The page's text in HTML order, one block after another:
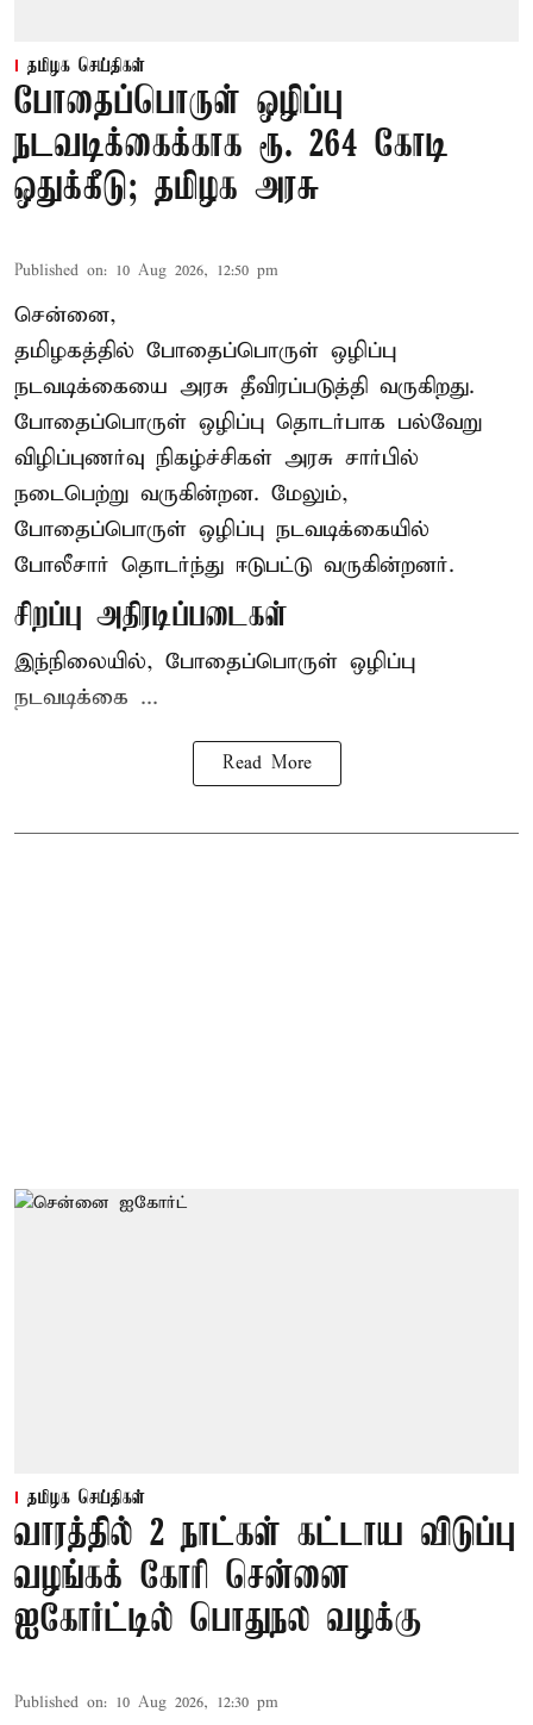
தமிழக செய்திகள்
போதைப்பொருள் ஒழிப்பு
நடவடிக்கைக்காக ரூ. 264 கோடி
ஒதுக்கீடு; தமிழக அரசு
Published on: 10 Aug 2026, 12:50 pm
சென்னை,
தமிழகத்தில் போதைப்பொருள் ஒழிப்பு
நடவடிக்கையை அரசு தீவிரப்படுத்தி வருகிறது.
போதைப்பொருள் ஒழிப்பு தொடர்பாக பல்வேறு
விழிப்புணர்வு நிகழ்ச்சிகள் அரசு சார்பில்
நடைபெற்று வருகின்றன. மேலும்,
போதைப்பொருள் ஒழிப்பு நடவடிக்கையில்
போலீசார் தொடர்ந்து ஈடுபட்டு வருகின்றனர்.
சிறப்பு அதிரடிப்படைகள்
இந்நிலையில், போதைப்பொருள் ஒழிப்பு
நடவடிக்கை ...
Read More
தமிழக செய்திகள்
வாரத்தில் 2 நாட்கள் கட்டாய விடுப்பு
வழங்கக் கோரி சென்னை
ஐகோர்ட்டில் பொதுநல வழக்கு
Published on: 10 Aug 2026, 12:30 pm